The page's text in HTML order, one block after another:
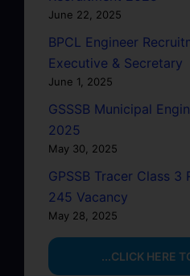
June 22, 2025
BPCL Engineer
Executive & Secretary
June 1, 2025
GSSSB Municipal
2025
May 30, 2025
GPSSB Tracer Class
245 Vacancy
May 28, 2025
...CLICK HERE